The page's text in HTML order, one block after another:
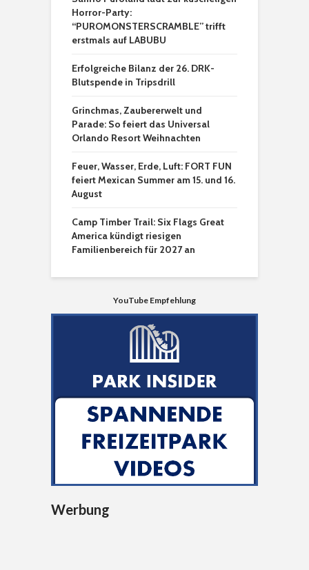
Horror-Party:
“PUROMONSTERSCRAMBLE” trifft
erstmals auf LABUBU
Erfolgreiche Bilanz der 26. DRK-
Blutspende in Tripsdrill
Grinchmas, Zaubererwelt und
Parade: So feiert das Universal
Orlando Resort Weihnachten
Feuer, Wasser, Erde, Luft: FORT FUN
feiert Mexican Summer am 15. und 16.
August
Camp Timber Trail: Six Flags Great
America kündigt riesigen
Familienbereich für 2027 an
YouTube Empfehlung
Werbung